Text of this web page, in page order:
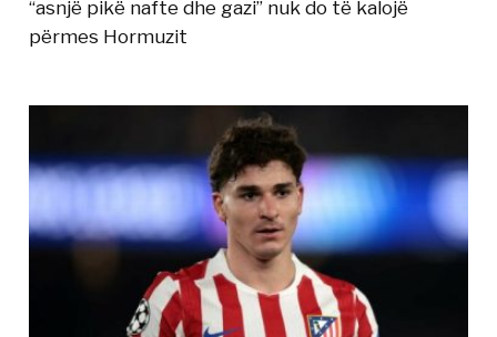
“asnjë pikë nafte dhe gazi” nuk do të kalojë
përmes Hormuzit